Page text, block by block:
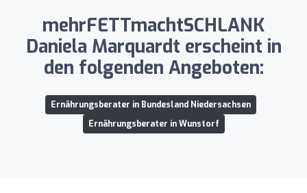
mehrFETTmachtSCHLANK
Daniela Marquardt erscheint in
den folgenden Angeboten:
Ernährungsberater in Bundesland Niedersachsen
Ernährungsberater in Wunstorf